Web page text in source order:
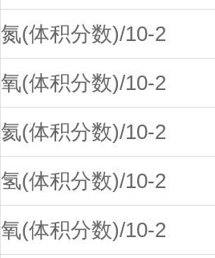
氮(体积分数)/10-2
氧(体积分数)/10-2
氦(体积分数)/10-2
氢(体积分数)/10-2
氧(体积分数)/10-2